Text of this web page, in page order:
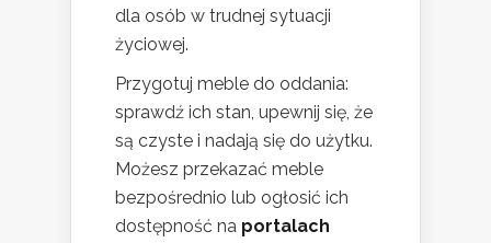
dla osób w trudnej sytuacji
życiowej.
Przygotuj meble do oddania:
sprawdź ich stan, upewnij się, że
są czyste i nadają się do użytku.
Możesz przekazać meble
bezpośrednio lub ogłosić ich
dostępność na portalach